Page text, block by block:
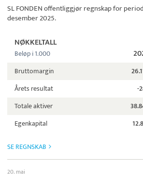
SL FONDENoffentliggjør regnskap for
desember 2025.
NØKKELTALL
Beløp i 1.000
Bruttomargin
Årets resultat
-
Totale aktiver
Egenkapital
SE REGNSKAB
20. mai